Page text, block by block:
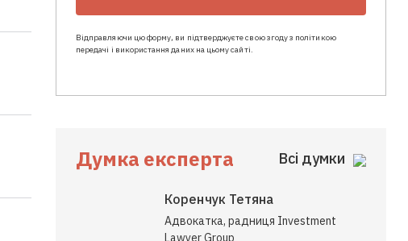
Відправляючи цю форму, ви підтверджуєте свою згоду з політикою
передачі і використання даних на цьому сайті.
Думка експерта Всі думки
Коренчук Тетяна
Адвокатка, радниця Investment
Lawyer Group